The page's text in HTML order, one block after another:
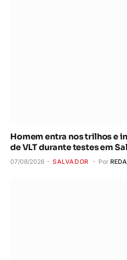
Homem entra nos trilhos e
de VLT durante testes em
07/08/2026 SALVADOR Por